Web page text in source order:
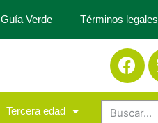
Guía Verde Términos legales
Tercera edad